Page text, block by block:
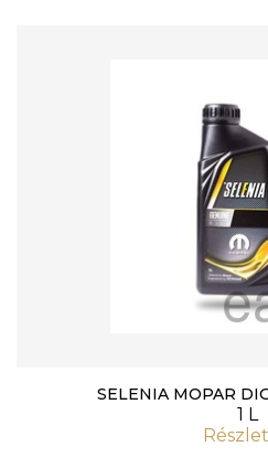
SELENIA MOPAR
1 L